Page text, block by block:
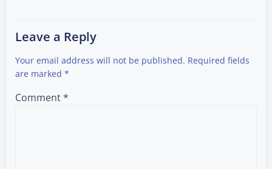
Leave a Reply
Your email address will not be published. Required fields
are marked *
Comment*